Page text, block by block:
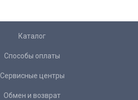
Каталог
Способы оплаты
Сервисные центры
Обмен и возврат